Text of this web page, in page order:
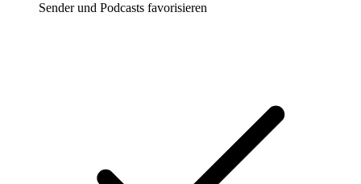
Sender und Podcasts favorisieren